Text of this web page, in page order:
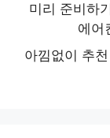
미리 준비하
에어
아낌없이 추